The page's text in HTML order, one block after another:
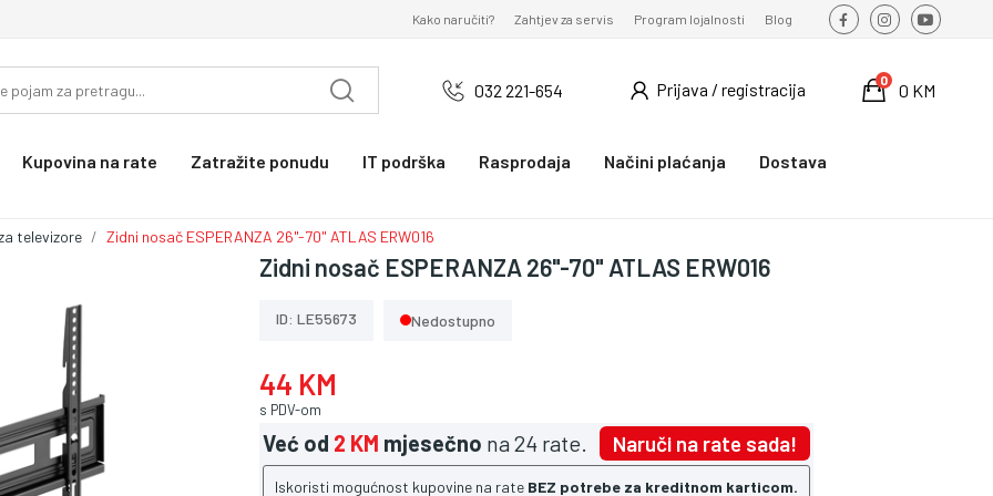
Kako naručiti? Zahtjev za servis Program lojalnosti Blog
032 221-654 Prijava / registracija 0 KM
0
Kupovina na rate Zatražite ponudu IT podrška Rasprodaja Načini plaćanja Dostava
televizore Zidni nosač ESPERANZA 26"-70" ATLAS ERW016
Zidni nosač ESPERANZA 26"-70" ATLAS ERW016
ID: LE55673 Nedostupno
44 KM
s PDV-om
Već od 2 KM mjesečno na 24 rate. Naruči na rate sada!
Iskoristi mogućnost kupovine na rate BEZ potrebe za kreditnom karticom.